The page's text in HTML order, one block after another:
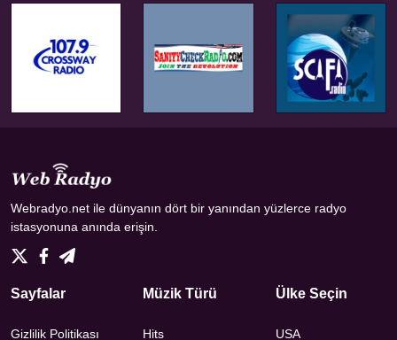
Webradyo.net ile dünyanın dört bir yanından yüzlerce radyo
istasyonuna anında erişin.
Sayfalar
Gizlilik Politikası
Müzik Türü
Hits
Ülke Seçin
USA